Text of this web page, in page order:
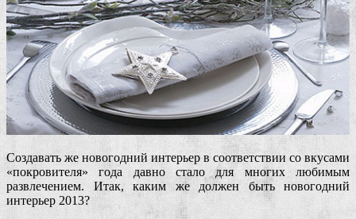
Создавать же новогодний интерьер в соответствии со вкусами
«покровителя» года давно стало для многих любимым
развлечением. Итак, каким же должен быть новогодний
интерьер 2013?